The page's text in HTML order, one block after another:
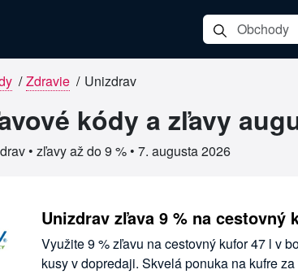
/ Zdravie / Unizdrav
kódy a zľavy
• zľavy až do 9 % • 7. augusta 2026
Unizdrav
Unizdrav zľava 9 % na cestovný
Využite 9 % zľavu na cestovný kufor 47 l v
kusy v dopredaji. Skvelá ponuka na kufre